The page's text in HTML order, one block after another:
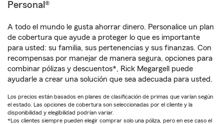
Personal®
A todo el mundo le gusta ahorrar dinero. Personalice un plan
de cobertura que ayude a proteger lo que es importante
para usted: su familia, sus pertenencias y sus finanzas. Con
recompensas por manejar de manera segura, opciones para
combinar pólizas y descuentos*, Rick Megargell puede
ayudarle a crear una solución que sea adecuada para usted.
Los precios están basados en planes de clasificación de primas que varían según
el estado. Las opciones de cobertura son seleccionadas por el cliente y la
disponibilidad y elegibilidad podrían variar.
*Los clientes siempre pueden elegir comprar solo una póliza, pero en ese caso el